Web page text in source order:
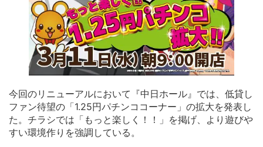
今回のリニューアルにおいて『中日ホール』では、低貸し
ファン待望の「1.25円パチンココーナー」の拡大を発表し
た。チラシでは「もっと楽しく！！」を掲げ、より遊びや
すい環境作りを強調している。